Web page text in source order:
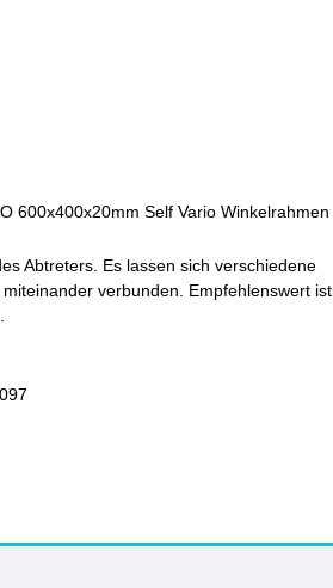
600x400x20mm Self Vario Winkelrahmen
Abtreters. Es lassen sich verschiedene
verbunden. Empfehlenswert ist